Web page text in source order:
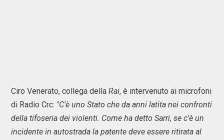
Ciro Venerato, collega della Rai, è intervenuto ai microfoni
di Radio Crc: "C'è uno Stato che da anni latita nei confronti
della tifoseria dei violenti. Come ha detto Sarri, se c'è un
incidente in autostrada la patente deve essere ritirata al